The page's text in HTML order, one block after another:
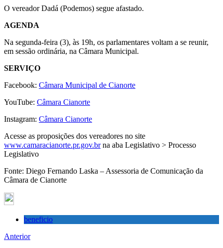
O vereador Dadá (Podemos) segue afastado.
AGENDA
Na segunda-feira (3), às 19h, os parlamentares voltam a se reunir,
em sessão ordinária, na Câmara Municipal.
SERVIÇO
Facebook: Câmara Municipal de Cianorte
YouTube: Câmara Cianorte
Instagram: Câmara Cianorte
Acesse as proposições dos vereadores no site
www.camaracianorte.pr.gov.brna aba Legislativo > Processo
Legislativo
Fonte: Diego Fernando Laska – Assessoria de Comunicação da
Câmara de Cianorte
beneficio
Anterior